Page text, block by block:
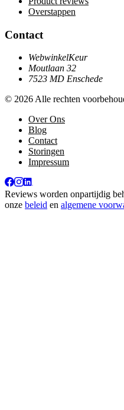
Overstappen
Contact
WebwinkelKeur
Moutlaan 32
7523 MD Enschede
© 2026 Alle rechten
Over Ons
Blog
Contact
Storingen
Impressum
Reviews worden onpartijdig
onze beleid en algemene